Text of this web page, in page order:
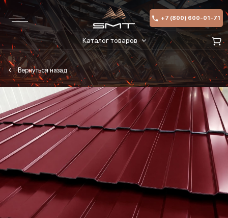
+7 (800) 600-01-71
Каталог товаров